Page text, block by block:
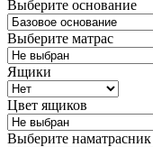
Выберите основание
Выберите матрас
Ящики
Цвет ящиков
Выберите наматрасник